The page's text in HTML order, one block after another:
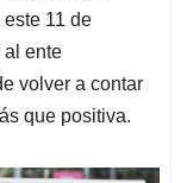
11 de
al ente
volver a contar
que positiva.